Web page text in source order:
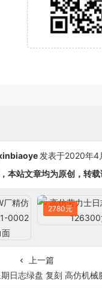
发表于2020年4
本站文章均为原创，转
2780元
上一篇
盘 复刻 高仿机械腕表38毫米